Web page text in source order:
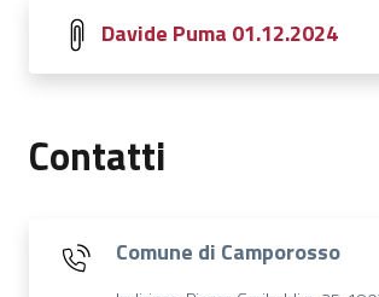
Davide Puma 01.12.2024
Contatti
Comune di Camporosso